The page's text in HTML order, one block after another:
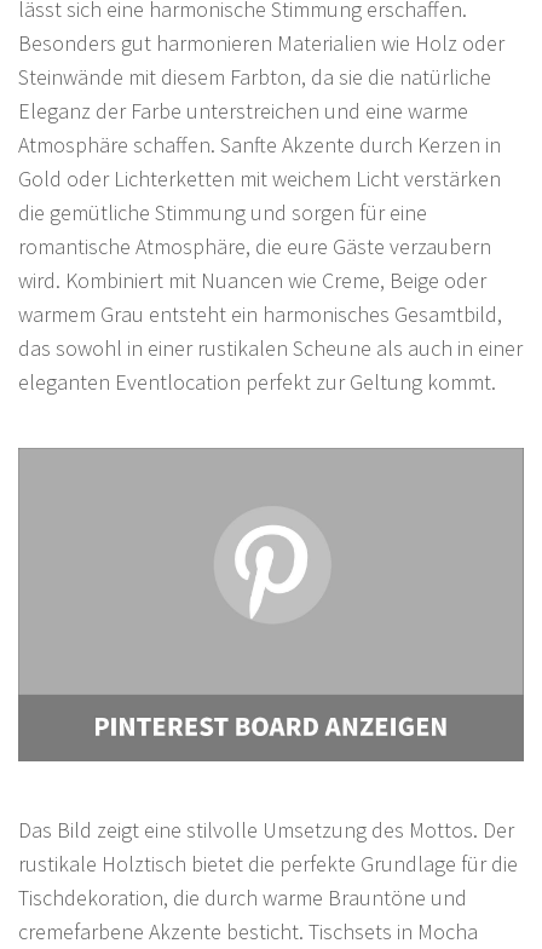
lässt sich eine harmonische Stimmung erschaffen.
Besonders gut harmonieren Materialien wie Holz oder
Steinwände mit diesem Farbton, da sie die natürliche
Eleganz der Farbe unterstreichen und eine warme
Atmosphäre schaffen. Sanfte Akzente durch Kerzen in
Gold oder Lichterketten mit weichem Licht verstärken
die gemütliche Stimmung und sorgen für eine
romantische Atmosphäre, die eure Gäste verzaubern
wird. Kombiniert mit Nuancen wie Creme, Beige oder
warmem Grau entsteht ein harmonisches Gesamtbild,
das sowohl in einer rustikalen Scheune als auch in einer
eleganten Eventlocation perfekt zur Geltung kommt.
Das Bild zeigt eine stilvolle Umsetzung des Mottos. Der
rustikale Holztisch bietet die perfekte Grundlage für die
Tischdekoration, die durch warme Brauntöne und
cremefarbene Akzente besticht. Tischsets in Mocha